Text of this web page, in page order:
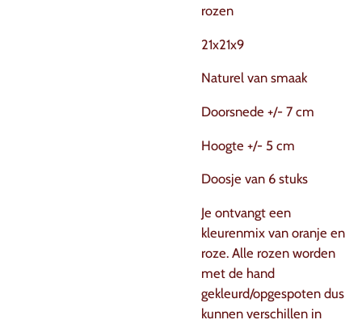
rozen
21x21x9
Naturel van smaak
Doorsnede +/- 7 cm
Hoogte +/- 5 cm
Doosje van 6 stuks
Je ontvangt een
kleurenmix van oranje en
roze. Alle rozen worden
met de hand
gekleurd/opgespoten dus
kunnen verschillen in